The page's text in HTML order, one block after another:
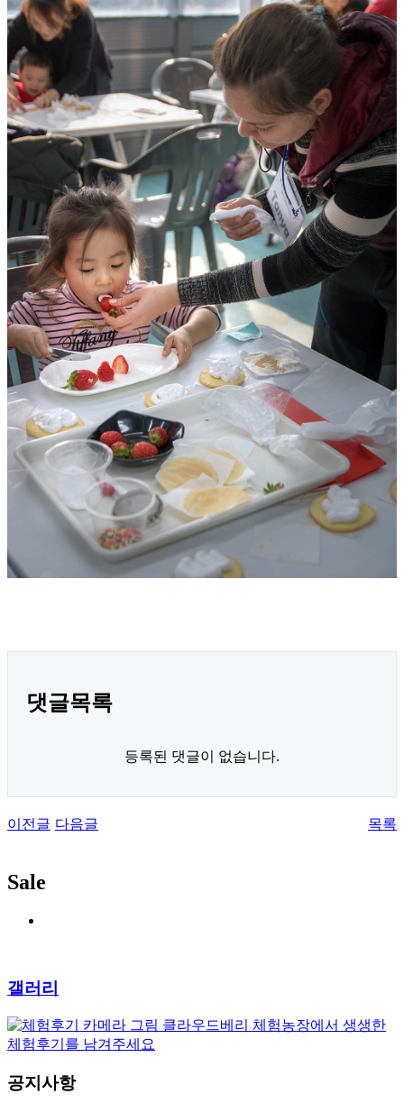
댓글목록
등록된 댓글이 없습니다.
이전글 다음글 목록
Sale
갤러리
클라우드베리 체험농장에서 생생한
체험후기를 남겨주세요
공지사항